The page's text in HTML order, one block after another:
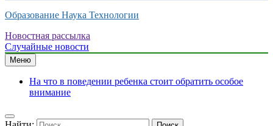
Образование Наука Технологии
Новостная рассылка
Случайные новости
Меню
На что в поведении ребенка стоит обратить особое
внимание